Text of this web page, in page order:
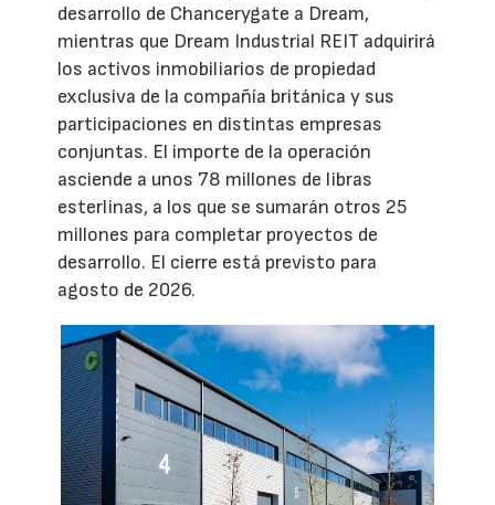
desarrollo de Chancerygate a Dream,
mientras que Dream Industrial REIT adquirirá
los activos inmobiliarios de propiedad
exclusiva de la compañía británica y sus
participaciones en distintas empresas
conjuntas. El importe de la operación
asciende a unos 78 millones de libras
esterlinas, a los que se sumarán otros 25
millones para completar proyectos de
desarrollo. El cierre está previsto para
agosto de 2026.